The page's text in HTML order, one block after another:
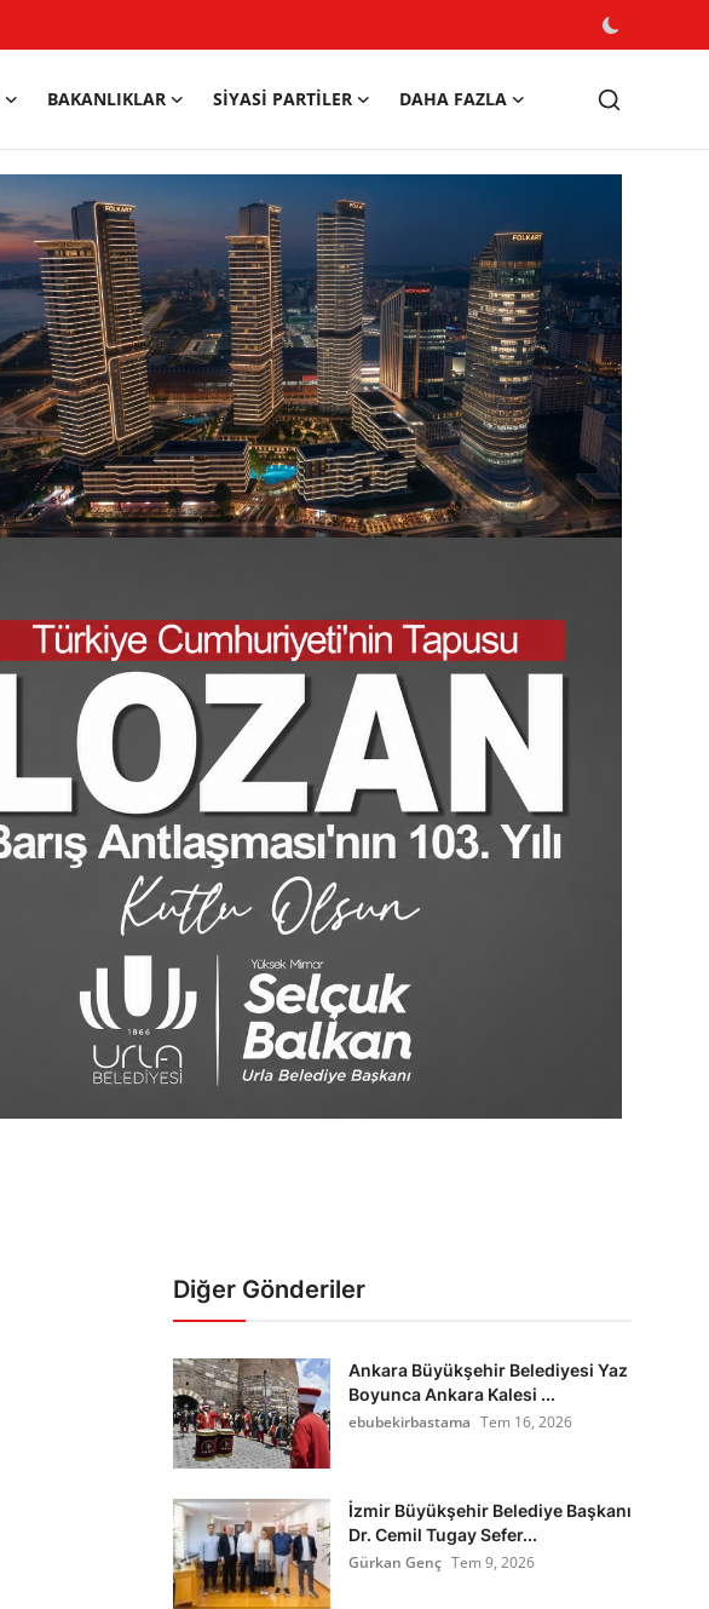
BAKANLIKLAR SIYASI PARTILER DAHA FAZLA
Diğer Gönderiler
Ankara Büyükşehir Belediyesi Yaz
Boyunca Ankara Kalesi ...
ebubekirbastama Tem 16, 2026
İzmir Büyükşehir Belediye Başkanı
Dr. Cemil Tugay Sefer...
Gürkan Genç Tem 9, 2026